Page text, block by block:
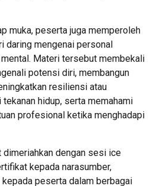
muka, peserta juga memperoleh
daring mengenai personal
Materi tersebut membekali
potensi diri, membangun
resiliensi atau
hidup, serta memahami
profesional ketika menghadapi
dimeriahkan dengan sesi ice
kepada narasumber,
peserta dalam berbagai